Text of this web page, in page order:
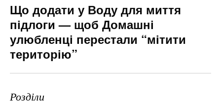
Що додати у Воду для миття
підлоги — щоб Домашні
улюбленці перестали “мітити
територію”
Розділи